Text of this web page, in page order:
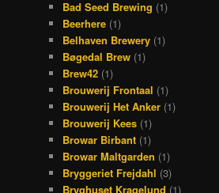
Bad Seed Brewing (1)
Beerhere (1)
Belhaven Brewery (1)
Bøgedal Brew (1)
Brew42 (1)
Brouwerij Frontaal (1)
Brouwerij Het Anker (1)
Brouwerij Kees (1)
Browar Birbant (1)
Browar Maltgarden (1)
Bryggeriet Frejdahl (3)
Bryghuset Kragelund (1)